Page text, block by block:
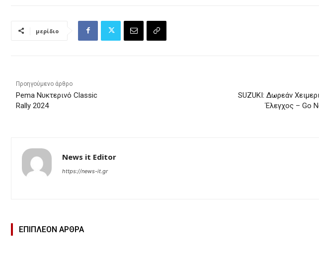
μερίδιο
Προηγούμενο άρθρο
Pema Νυκτερινό Classic
Rally 2024
SUZUKI: Δωρεάν
Έλεγχος – Go
News it Editor
https://news-it.gr
ΕΠΙΠΛΕΟΝ ΑΡΘΡΑ